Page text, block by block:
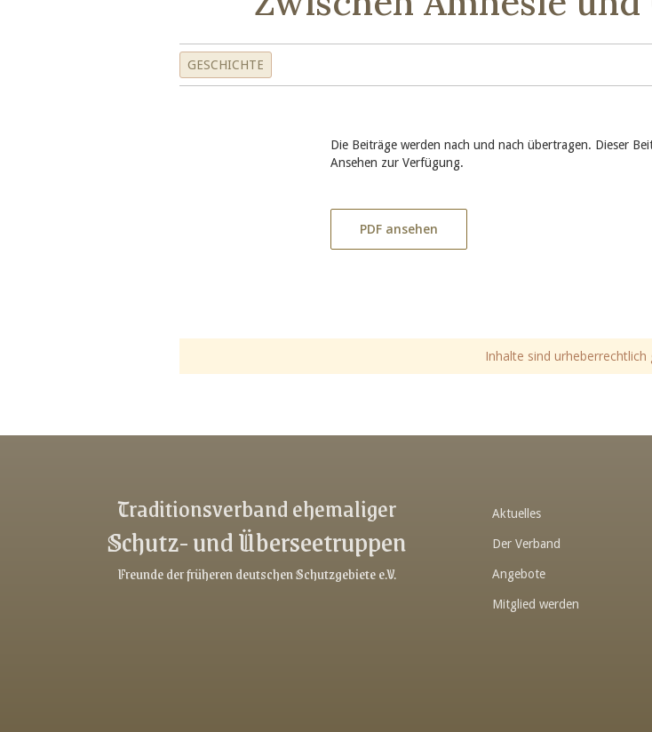
GESCHICHTE
Die Beiträge werden nach und nach übertragen. Dieser
Ansehen zur Verfügung.
PDF ansehen
Inhalte sind urheberrechtlich
Traditionsverband ehemaliger
Schutz- und Überseetruppen
Freunde der früheren deutschen Schutzgebiete e.V.
Aktuelles
Der Verband
Angebote
Mitglied werden